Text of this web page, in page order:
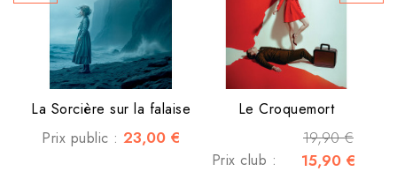
La Sorcière sur la falaise
Prix public : 23,00 €
Le Croquemort
19,90 €
Prix club : 15,90 €